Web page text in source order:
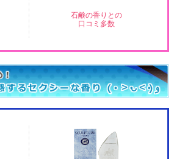
石鹸の香りとの
口コミ多数